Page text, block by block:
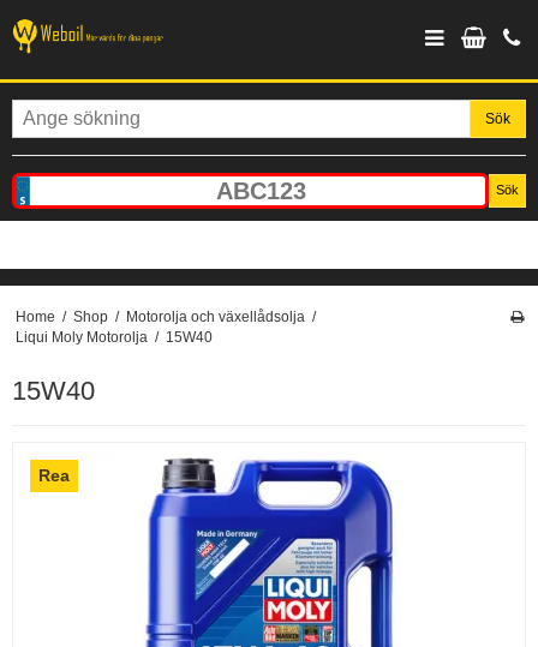
Sök
Sök
Home / Shop / Motorolja och växellådsolja /
Liqui Moly Motorolja / 15W40
15W40
Rea